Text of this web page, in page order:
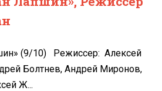
(9/10) Режиссер: Алексей
Болтнев, Андрей Миронов,
Ж...